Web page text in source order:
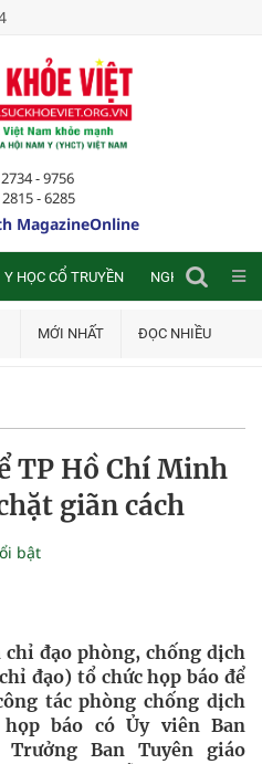
- 9756
- 6285
MagazineOnline
Y HỌC CỔ TRUYỀN NGHIÊN CỨU
MỚI NHẤT ĐỌC NHIỀU
TP Hồ Chí Minh
giãn cách
bật
chỉ đạo phòng, chống dịch
đạo) tổ chức họp báo để
tác phòng chống dịch
báo có Ủy viên Ban
Ban Tuyên giáo